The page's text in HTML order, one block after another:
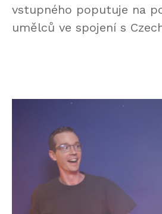
vstupného poputuje na
umělců ve spojení s